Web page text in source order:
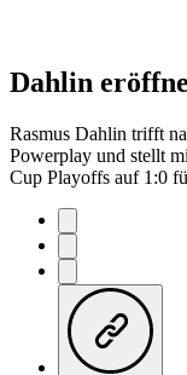
Dahlin
Rasmus Dahlin trifft
Powerplay und stellt
Cup Playoffs auf 1:0